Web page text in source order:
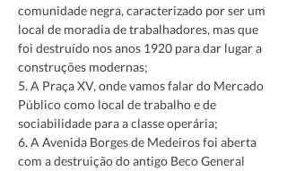
comunidade negra, caracterizado por ser um
local de moradia de trabalhadores, mas que
foi destruído nos anos 1920 para dar lugar a
construções modernas;
5. A Praça XV, onde vamos falar do Mercado
Público como local de trabalho e de
sociabilidade para a classe operária;
6. A Avenida Borges de Medeiros foi aberta
com a destruição do antigo Beco General